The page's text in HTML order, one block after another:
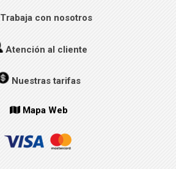
Trabaja con nosotros
Atención al cliente
Nuestras tarifas
Mapa Web